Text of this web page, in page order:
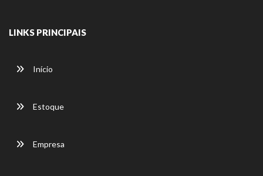
LINKS PRINCIPAIS
Início
Estoque
Empresa